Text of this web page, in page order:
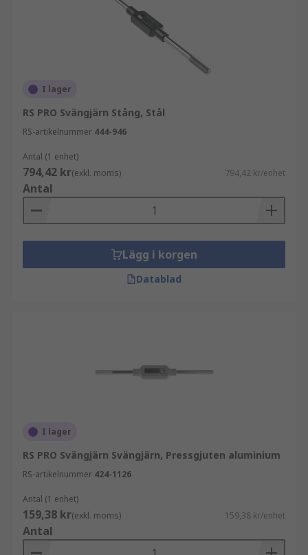
I lager
RS PRO Svängjärn Stång, Stål
RS-artikelnummer 444-946
Antal (1 enhet)
794,42 kr(exkl. moms) 794,42 kr/enhet
Antal
Lägg i korgen
Datablad
I lager
RS PRO Svängjärn Svängjärn, Pressgjuten aluminium
RS-artikelnummer 424-1126
Antal (1 enhet)
159,38 kr(exkl. moms) 159,38 kr/enhet
Antal